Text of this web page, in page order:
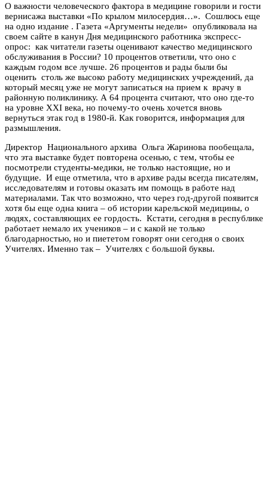
О важности человеческого фактора в медицине говорили и гости
вернисажа выставки «По крылом милосердия…». Сошлюсь еще
на одно издание . Газета «Аргументы недели» опубликовала на
своем сайте в канун Дня медицинского работника экспресс-
опрос: как читатели газеты оценивают качество медицинского
обслуживания в России? 10 процентов ответили, что оно с
каждым годом все лучше. 26 процентов и рады были бы
оценить столь же высоко работу медицинских учреждений, да
который месяц уже не могут записаться на прием к врачу в
районную поликлинику. А 64 процента считают, что оно где-то
на уровне XXI века, но почему-то очень хочется вновь
вернуться этак год в 1980-й. Как говорится, информация для
размышления.
Директор Национального архива Ольга Жаринова пообещала,
что эта выставке будет повторена осенью, с тем, чтобы ее
посмотрели студенты-медики, не только настоящие, но и
будущие. И еще отметила, что в архиве рады всегда писателям,
исследователям и готовы оказать им помощь в работе над
материалами. Так что возможно, что через год-другой появится
хотя бы еще одна книга – об истории карельской медицины, о
людях, составляющих ее гордость. Кстати, сегодня в республике
работает немало их учеников – и с какой не только
благодарностью, но и пиететом говорят они сегодня о своих
Учителях. Именно так – Учителях с большой буквы.